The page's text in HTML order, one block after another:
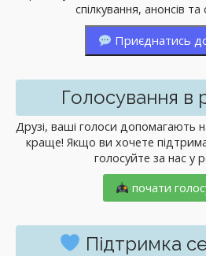
спілкування, анонсів та
Приєднатись
Голосування в
Друзі, ваші голоси допомагають
краще! Якщо ви хочете
голосуйте за нас у
почати
Підтримка